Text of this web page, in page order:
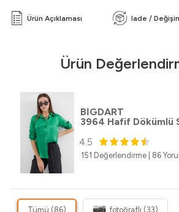
Ürün Açıklaması Iade /
Ürün
BİGDART
4.5
151 Değerlendirme 86
Tümü (86) fotoğraflı (33)